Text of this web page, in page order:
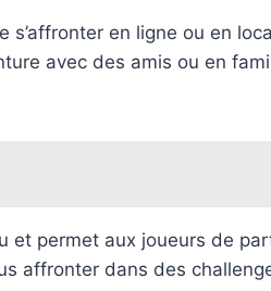
en ligne ou en
avec des amis ou en
et permet aux joueurs de
affronter dans des